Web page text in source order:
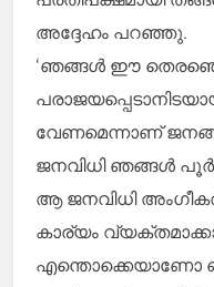
അദ്ദേഹം പറഞ്ഞു.
‘ഞങ്ങള്‍ ഈ
വേണമെന്നാണ്
ജനവിധി ഞങ്ങള്‍
ആ ജനവിധി
കാര്യം
എന്തൊക്കെയാണോ